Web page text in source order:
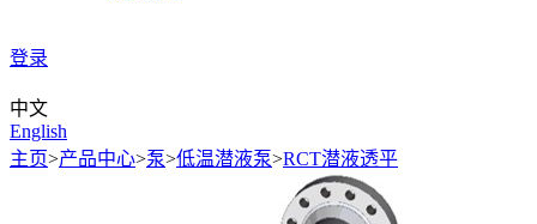
登录
中文
English
主页>产品中心>泵>低温潜液泵>RCT潜液透平